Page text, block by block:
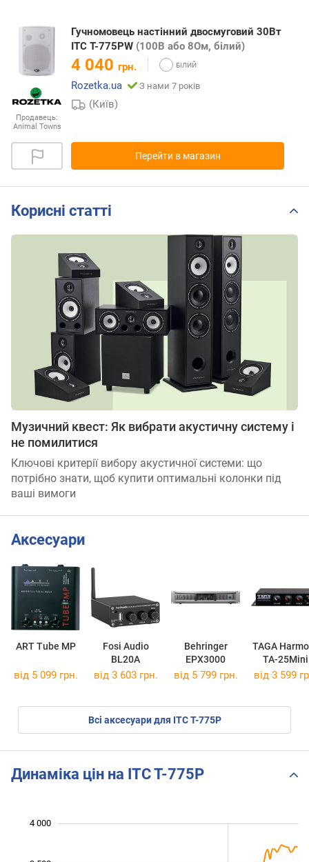
Продавець:
Animal Towns
Гучномовець настінний двосмуговий 30Вт
ITC T-775PW (100В або 8Ом, білий)
4 040 грн.
Rozetka.ua
З нами 7 років
(Київ)
Перейти в магазин
Корисні статті
Музичний квест: Як вибрати акустичну систему і
не помилитися
Ключові критерії вибору акустичної системи: що
потрібно знати, щоб купити оптимальні колонки під
ваші вимоги
Аксесуари
ART Tube MP
Fosi Audio
BL20A
Behringer
EPX3000
TAGA
TA-25Mini
від 5 099 грн. від 3 603 грн. від 5 799 грн. від 3 599
Всі аксесуари для ITC T-775P
Динаміка цін на ITC T-775P
4 000